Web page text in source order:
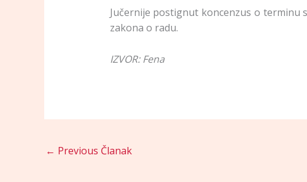
Jučernije postignut koncenzus o terminu
zakona o radu.
IZVOR: Fena
← Previous Članak